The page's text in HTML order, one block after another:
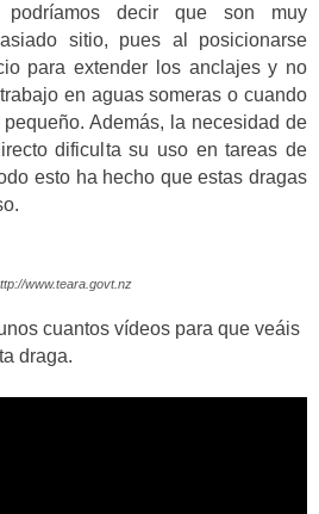
podríamos decir que son muy
sitio, pues al posicionarse
para extender los anclajes y no
en aguas someras o cuando
Además, la necesidad de
dificulta su uso en tareas de
esto ha hecho que estas dragas
www.teara.govt.nz
cuantos vídeos para que veáis
draga.